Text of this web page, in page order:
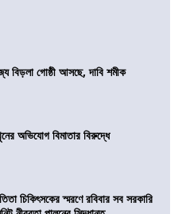
বিড়লা গোষ্ঠী আসছে, দাবি শমীক
অভিযোগ বিমাতার বিরুদ্ধে
চিকিৎসকের স্মরণে রবিবার সব সরকারি